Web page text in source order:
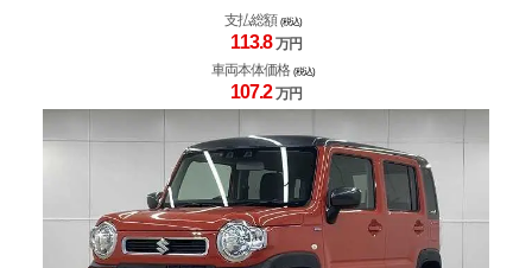
支払総額 (税込)
113.8 万円
車両本体価格 (税込)
107.2 万円